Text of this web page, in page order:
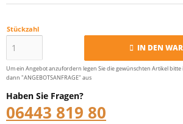
Stückzahl
IN DEN
Um ein Angebot anzufordern legen Sie die gewünschten Artikel
dann "ANGEBOTSANFRAGE" aus
Haben Sie Fragen?
06443 819 80